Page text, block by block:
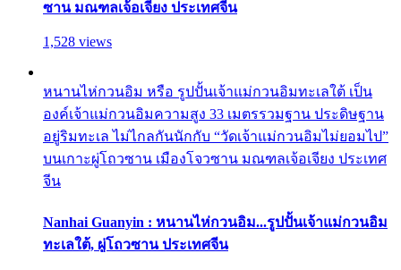
ซาน มณฑลเจ้อเจียง ประเทศจีน
1,528 views
หนานไห่กวนอิม หรือ รูปปั้นเจ้าแม่กวนอิมทะเลใต้ เป็น
องค์เจ้าแม่กวนอิมความสูง 33 เมตรรวมฐาน ประดิษฐาน
อยู่ริมทะเล ไม่ไกลกันนักกับ “วัดเจ้าแม่กวนอิมไม่ยอมไป”
บนเกาะผู่โถวซาน เมืองโจวซาน มณฑลเจ้อเจียง ประเทศ
จีน
Nanhai Guanyin : หนานไห่กวนอิม...รูปปั้นเจ้าแม่กวนอิม
ทะเลใต้, ผู่โถวซาน ประเทศจีน